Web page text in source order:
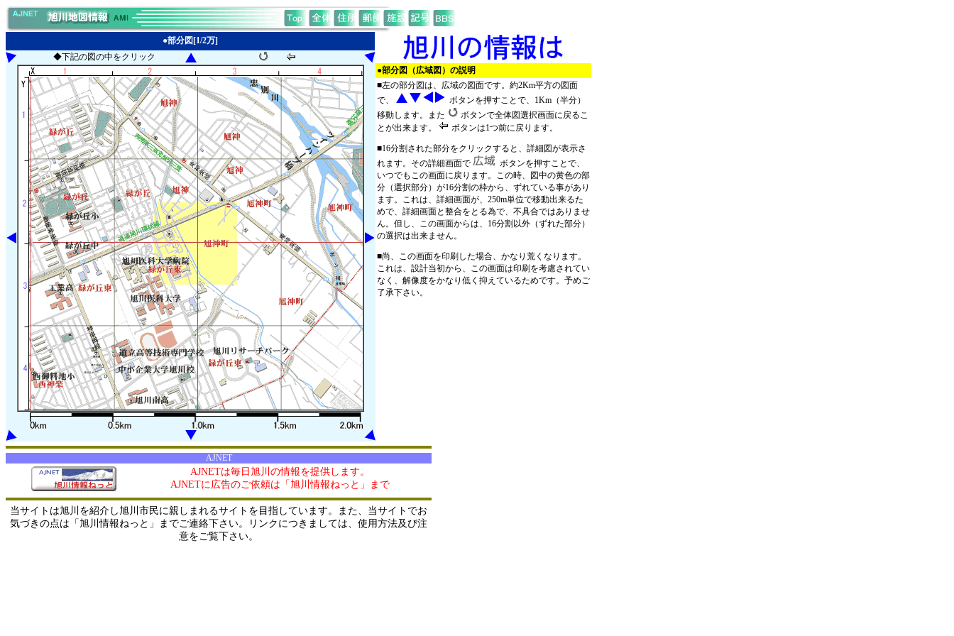
●部分図[1/2万]
◆下記の図の中をクリック
●部分図（広域図）の説明
■左の部分図は、広域の図面です。約2Km平方の図面
で、
ボタンを押すことで、1Km（半分）
移動します。また
ボタンで全体図選択画面に戻るこ
とが出来ます。
ボタンは1つ前に戻ります。
■16分割された部分をクリックすると、詳細図が表示さ
れます。その詳細画面で
ボタンを押すことで、
いつでもこの画面に戻ります。この時、図中の黄色の部
分（選択部分）が16分割の枠から、ずれている事があり
ます。これは、詳細画面が、250m単位で移動出来るた
めで、詳細画面と整合をとる為で、不具合ではありませ
ん。但し、この画面からは、16分割以外（ずれた部分）
の選択は出来ません。
■尚、この画面を印刷した場合、かなり荒くなります。
これは、設計当初から、この画面は印刷を考慮されてい
なく、解像度をかなり低く抑えているためです。予めご
了承下さい。
AJNET
AJNETは毎日旭川の情報を提供します。
AJNETに広告のご依頼は「旭川情報ねっと」まで
当サイトは旭川を紹介し旭川市民に親しまれるサイトを目指しています。また、当サイトでお
気づきの点は「旭川情報ねっと」までご連絡下さい。リンクにつきましては、使用方法及び注
意をご覧下さい。